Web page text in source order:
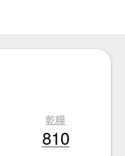
乾糧
810